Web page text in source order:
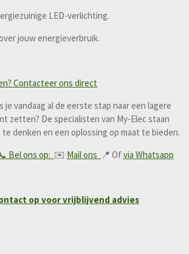
LED-verlichting.
jouw energieverbruik.
Contacteer ons direct
je vandaag al de eerste stap naar een lagere
zetten? De specialisten van My-Elec staan
te denken en een oplossing op maat te bieden.
Bel ons op: ✉️ Mail ons 📍 Ofvia Whatsapp
op voor vrijblijvend advies